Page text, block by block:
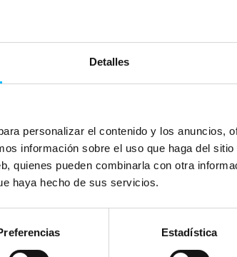
Detalles
personalizar el contenido y los anuncios,
información sobre el uso que haga del
quienes pueden combinarla con otra
haya hecho de sus servicios.
Estadística
de la tasa de conversión es
encima de tus rivales.
adicionales puedes invertirlos en otras
tasa de conversión. Tus competidores o ya lo
prueban los cambios y solo aquellos que dan
mantienen las páginas que dan rendimiento por